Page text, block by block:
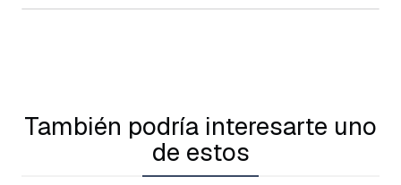
También podría interesarte uno
de estos